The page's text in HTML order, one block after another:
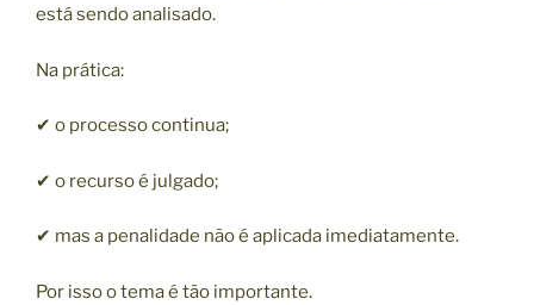
está sendo analisado.
Na prática:
✔ o processo continua;
✔ o recurso é julgado;
✔ mas a penalidade não é aplicada imediatamente.
Por isso o tema é tão importante.